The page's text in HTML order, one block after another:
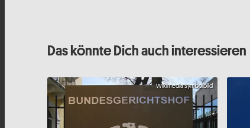
Das könnte Dich auch interessieren
Wikimedia Symbolbild